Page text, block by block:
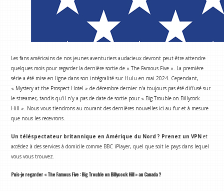
Les fans américains de nos jeunes aventuriers audacieux devront peut-être attendre
quelques mois pour regarder la dernière sortie de « The Famous Five ». La première
série a été mise en ligne dans son intégralité sur Hulu en mai 2024. Cependant,
« Mystery at the Prospect Hotel » de décembre dernier n'a toujours pas été diffusé sur
le streamer, tandis qu'il n'y a pas de date de sortie pour « Big Trouble on Billycock
Hill ». Nous vous tiendrons au courant des dernières nouvelles ici au fur et à mesure
que nous les recevrons.
Un téléspectateur britannique en Amérique du Nord ? Prenez un VPN et
accédez à des services à domicile comme BBC iPlayer, quel que soit le pays dans lequel
vous vous trouvez.
Puis-je regarder « The Famous Five : Big Trouble on Billycock Hill » au Canada ?